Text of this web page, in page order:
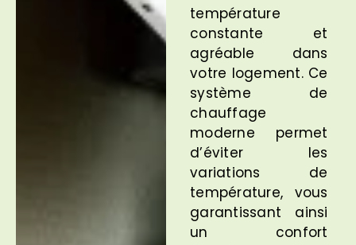
température
constante et
agréable dans
votre logement. Ce
système de
chauffage
moderne permet
d’éviter les
variations de
température, vous
garantissant ainsi
un confort